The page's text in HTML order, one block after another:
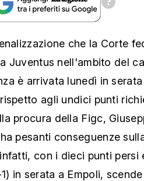
che la Corte
Juventus nell'ambito del
è arrivata lunedì in
agli undici punti
procura della Figc,
pesanti conseguenze
con i dieci punti persi
in serata a Empoli,